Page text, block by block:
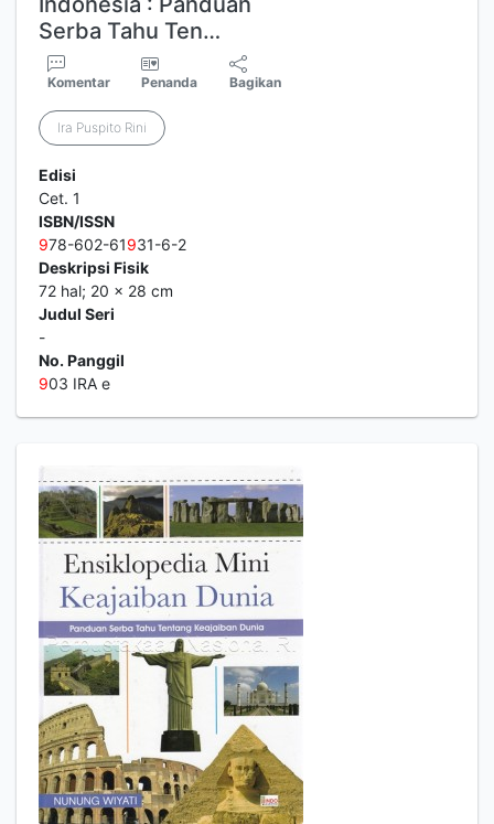
Serba Tahu Ten…
Komentar Penanda Bagikan
Ira Puspito Rini
Edisi
Cet. 1
ISBN/ISSN
978-602-61931-6-2
Deskripsi Fisik
72 hal; 20 x 28 cm
Judul Seri
-
No. Panggil
903 IRA e